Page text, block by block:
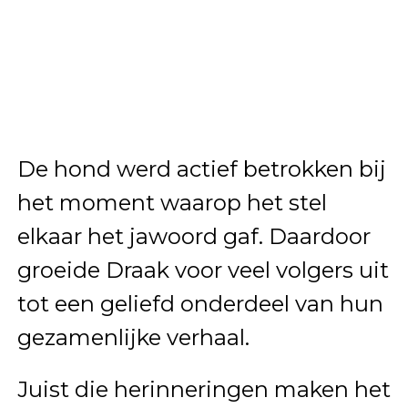
De hond werd actief betrokken bij
het moment waarop het stel
elkaar het jawoord gaf. Daardoor
groeide Draak voor veel volgers uit
tot een geliefd onderdeel van hun
gezamenlijke verhaal.
Juist die herinneringen maken het